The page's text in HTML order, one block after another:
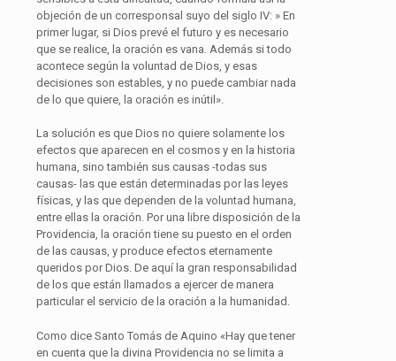
objeción de un corresponsal suyo del siglo IV: » En
primer lugar, si Dios prevé el futuro y es necesario
que se realice, la oración es vana. Además si todo
acontece según la voluntad de Dios, y esas
decisiones son estables, y no puede cambiar nada
de lo que quiere, la oración es inútil».
La solución es que Dios no quiere solamente los
efectos que aparecen en el cosmos y en la historia
humana, sino también sus causas -todas sus
causas- las que están determinadas por las leyes
físicas, y las que dependen de la voluntad humana,
entre ellas la oración. Por una libre disposición de la
Providencia, la oración tiene su puesto en el orden
de las causas, y produce efectos eternamente
queridos por Dios. De aquí la gran responsabilidad
de los que están llamados a ejercer de manera
particular el servicio de la oración a la humanidad.
Como dice Santo Tomás de Aquino «Hay que tener
en cuenta que la divina Providencia no se limita a